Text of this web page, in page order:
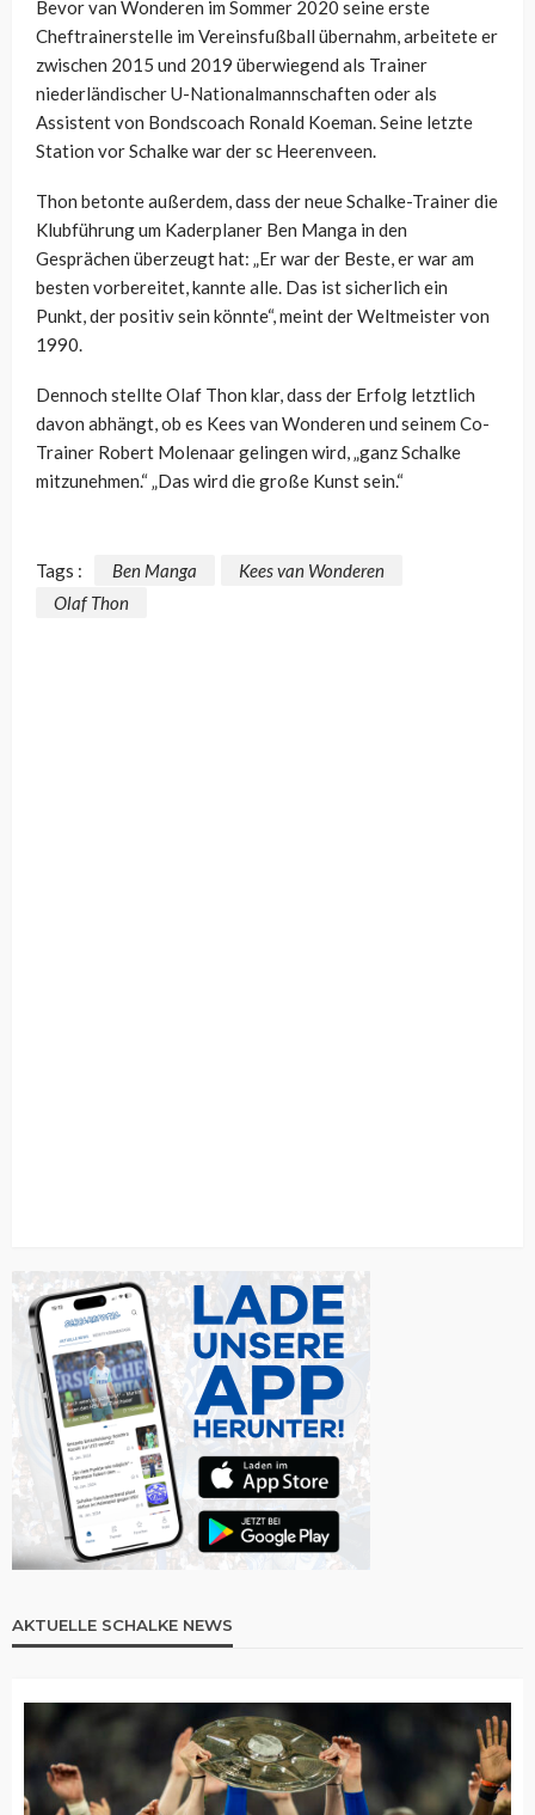
Bevor van Wonderen im Sommer 2020 seine erste
Cheftrainerstelle im Vereinsfußball übernahm, arbeitete er
zwischen 2015 und 2019 überwiegend als Trainer
niederländischer U-Nationalmannschaften oder als
Assistent von Bondscoach Ronald Koeman. Seine letzte
Station vor Schalke war dersc Heerenveen.
Thon betonte außerdem, dass der neue Schalke-Trainer die
Klubführung um Kaderplaner Ben Manga in den
Gesprächen überzeugt hat: „Er war der Beste, er war am
besten vorbereitet, kannte alle. Das ist sicherlich ein
Punkt, der positiv sein könnte“, meint der Weltmeister von
1990.
Dennoch stellte Olaf Thon klar, dass der Erfolg letztlich
davon abhängt, ob es Kees van Wonderen und seinem Co-
Trainer Robert Molenaargelingen wird, „ganz Schalke
mitzunehmen.“ „Das wird die große Kunst sein.“
Tags : Ben Manga
Kees van Wonderen
Olaf Thon
AKTUELLE SCHALKE NEWS